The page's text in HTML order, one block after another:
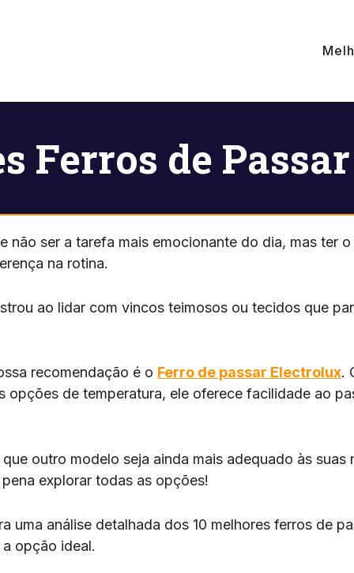
Ferros de
não ser a tarefa mais emocionante do dia, mas ter
na rotina.
ao lidar com vincos teimosos ou tecidos que
recomendação é o Ferro de passar Electrolux.
opções de temperatura, ele oferece facilidade ao
outro modelo seja ainda mais adequado às suas
explorar todas as opções!
uma análise detalhada dos 10 melhores ferros de
opção ideal.